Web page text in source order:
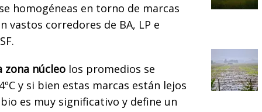
homogéneas en torno de marcas
vastos corredores de BA, LP e
zona núcleo los promedios se
y si bien estas marcas están lejos
es muy significativo y define un